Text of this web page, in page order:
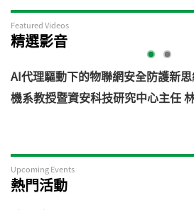
Featured Videos
精選影音
AI代理驅動下的物聯網安全防護新
機系教授暨資安科技研究中心主任
Upcoming Events
熱門活動